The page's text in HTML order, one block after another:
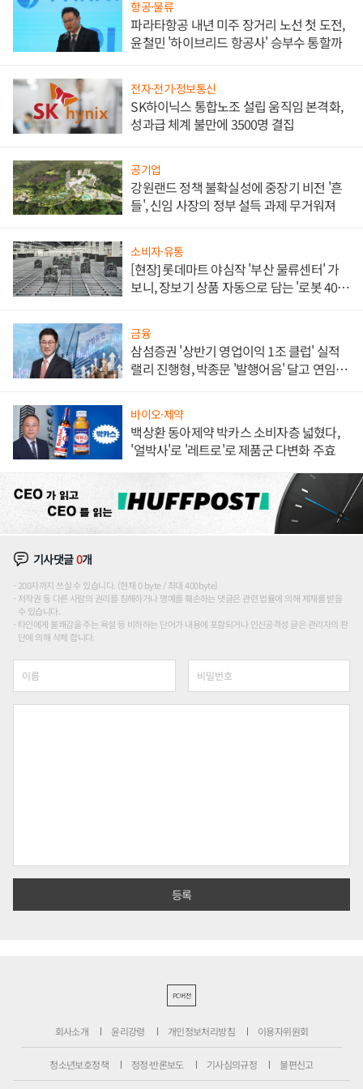
항공·물류
파라타항공 내년 미주 장거리 노선 첫 도전,
윤철민 '하이브리드 항공사' 승부수 통할까
전자·전기·정보통신
SK하이닉스 통합노조 설립 움직임 본격화,
성과급 체계 불만에 3500명 결집
공기업
강원랜드 정책 불확실성에 중장기 비전 '흔
들', 신임 사장의 정부 설득 과제 무거워져
소비자·유통
[현장] 롯데마트 야심작 '부산 물류센터' 가
보니, 장보기 상품 자동으로 담는 '로봇 400
금융
삼섬증권 '상반기 영업이익 1조 클럽' 실적
랠리 진행형, 박종문 '발행어음' 달고 연임 향
바이오·제약
백상환 동아제약 박카스 소비자층 넓혔다,
'얼박사'로 '레트로'로 제품군 다변화 주효
기사댓글0개
200자까지 쓰실 수 있습니다. (현재 0 byte / 최대 400byte)
저작권 등 다른 사람의 권리를 침해하거나 명예를 훼손하는 댓글은 관련 법률에 의해 제재를 받을
수 있습니다.
타인에게 불쾌감을 주는 욕설 등 비하하는 단어가 내용에 포함되거나 인신공격성 글은 관리자의 판
단에 의해 삭제 합니다.
PC버전
회사소개 윤리강령 개인정보처리방침 이용자위원회
청소년보호정책 정정·반론보도 기사심의규정 불편신고